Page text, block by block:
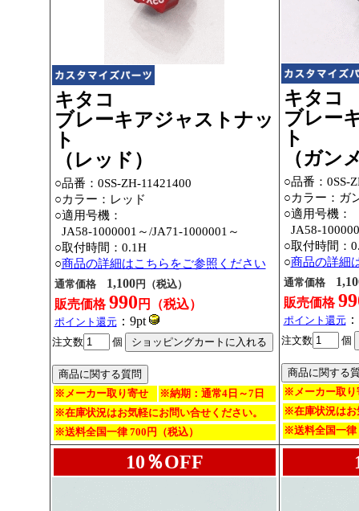
キタコ
ブレーキアジャストナッ
ト
（レッド）
○品番：0SS-ZH-11421400
○カラー：レッド
○適用号機：
JA58-1000001～/JA71-1000001～
○取付時間：0.1H
○商品の詳細はこちらをご参照ください
通常価格 1,100円（税込）
販売価格990 円（税込）
ポイント還元：9pt
注文数 個
※メーカー取り寄せ
※納期：通常4日～7日
※在庫状況はお気軽にお問い合せください。
※送料全国一律 700円（税込）
キタコ
ブレー
ト
（ガン
○品番：0SS-
○カラー：ガ
○適用号機：
JA58-
○取付時間：
○商品の詳細
通常価格
販売価格
ポイント還元
注文数 個
※メーカー取り
※在庫状況はお
※送料全国一律
10％OFF